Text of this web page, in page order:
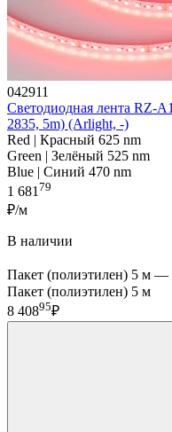
042911
Светодиодная лента RZ-
2835, 5m) (Arlight, -)
Red | Красный 625 nm
Green | Зелёный 525 nm
Blue | Синий 470 nm
1 681 79
₽/м
В наличии
Пакет (полиэтилен) 5 м —
Пакет (полиэтилен) 5 м
8 40895₽